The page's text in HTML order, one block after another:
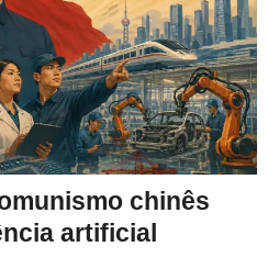
chinês
artificial